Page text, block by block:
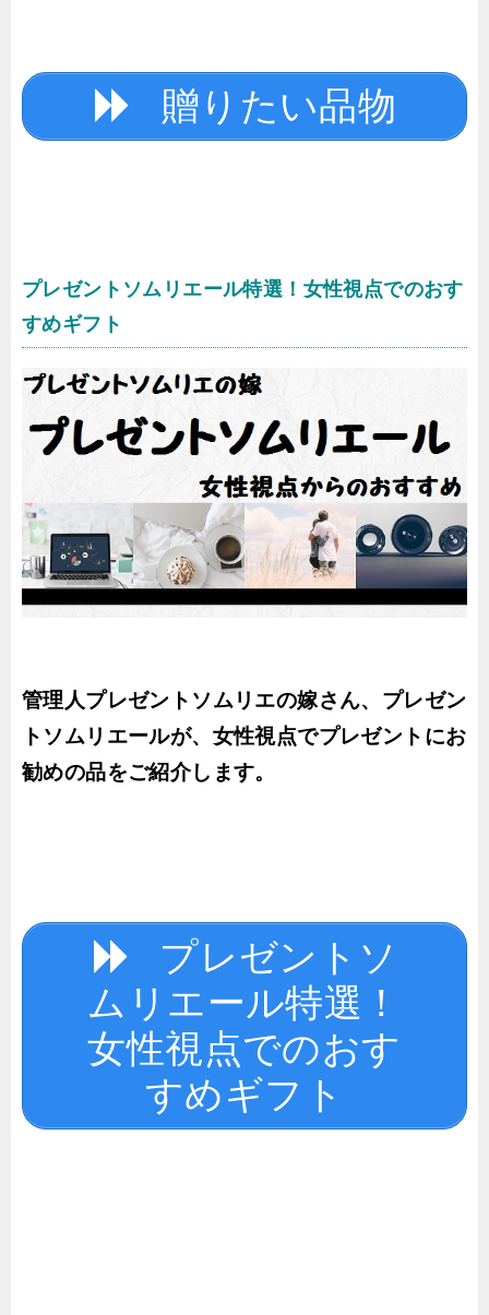
贈りたい品物
プレゼントソムリエール特選！女性視点でのおす
すめギフト
管理人プレゼントソムリエの嫁さん、プレゼン
トソムリエールが、女性視点でプレゼントにお
勧めの品をご紹介します。
プレゼントソ
ムリエール特選！
女性視点でのおす
すめギフト